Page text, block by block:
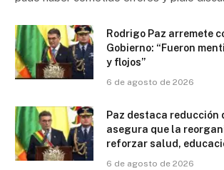
Rodrigo Paz arremete
Gobierno: “Fueron
y flojos”
6 de agosto de 2026
Paz destaca reducción
asegura que la
reforzar salud,
6 de agosto de 2026